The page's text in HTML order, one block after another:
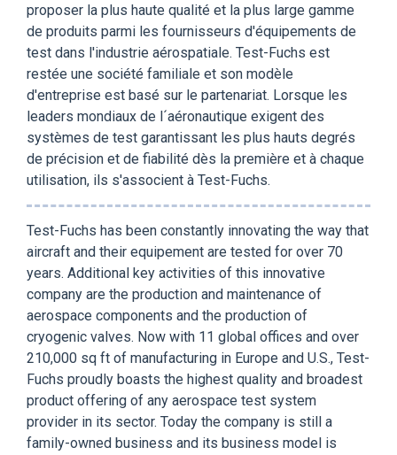
proposer la plus haute qualité et la plus large gamme
de produits parmi les fournisseurs d'équipements de
test dans l'industrie aérospatiale. Test-Fuchs est
restée une société familiale et son modèle
d'entreprise est basé sur le partenariat. Lorsque les
leaders mondiaux de l´aéronautique exigent des
systèmes de test garantissant les plus hauts degrés
de précision et de fiabilité dès la première et à chaque
utilisation, ils s'associent à Test-Fuchs.
Test-Fuchs has been constantly innovating the way that
aircraft and their equipement are tested for over 70
years. Additional key activities of this innovative
company are the production and maintenance of
aerospace components and the production of
cryogenic valves. Now with 11 global offices and over
210,000 sq ft of manufacturing in Europe and U.S., Test-
Fuchs proudly boasts the highest quality and broadest
product offering of any aerospace test system
provider in its sector. Today the company is still a
family-owned business and its business model is